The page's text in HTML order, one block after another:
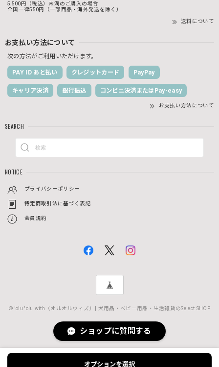
5,500円（税込）未満のご購入の場合
全国一律550円（一部商品・海外発送を除く）
送料について
お支払い方法について
次の方法がご利用いただけます。
PAY ID あと払い クレジットカード PayPay
キャリア決済 銀行振込 コンビニ決済またはPay-easy
お支払い方法について
SEARCH
NOTICE
プライバシーポリシー
特定商取引法に基づく表記
会員規約
© 'olu 'olu with（オルオルウィズ）| 犬用品・ベビー用品・生活雑貨のSelect SHOP
オプションを選択
ショップに質問する